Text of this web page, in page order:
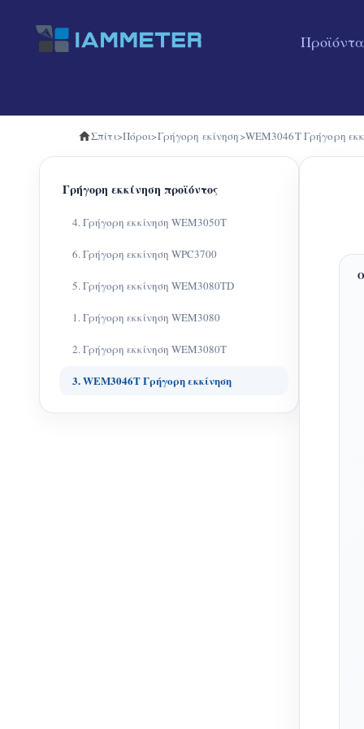
Προϊόντα
Σπίτι>Πόροι>Γρήγορη εκίνηση>WEM3046T Γρήγορη
Γρήγορη εκκίνηση προϊόντος
4. Γρήγορη εκκίνηση WEM3050T
6. Γρήγορη εκκίνηση WPC3700
5. Γρήγορη εκκίνηση WEM3080TD
1. Γρήγορη εκκίνηση WEM3080
2. Γρήγορη εκκίνηση WEM3080T
3. WEM3046T Γρήγορη εκκίνηση